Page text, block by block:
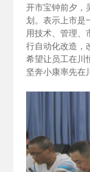
开市宝钟前夕，
划。表示上市是
用技术、管理、
行自动化改造，
希望让员工在川
坚奔小康率先在